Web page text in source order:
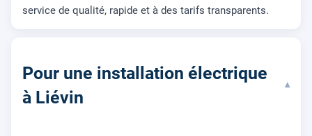
service de qualité, rapide et à des tarifs transparents.
Pour une installation électrique
à Liévin
▾